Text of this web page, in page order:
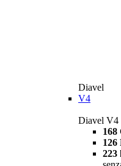
Diavel
V4
Diavel V4
168
126
223